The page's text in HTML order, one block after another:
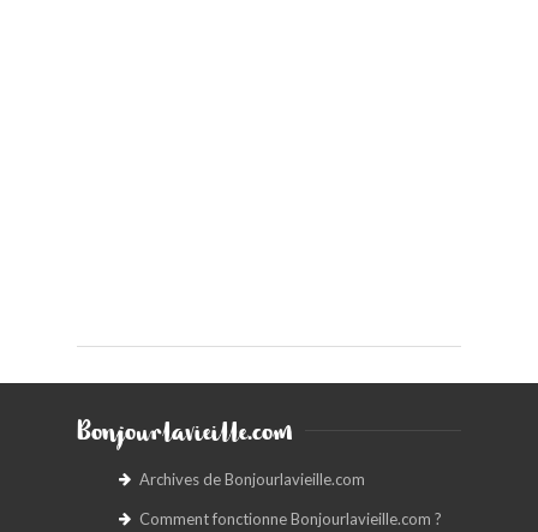
Bonjourlavieille.com
Archives de Bonjourlavieille.com
Comment fonctionne Bonjourlavieille.com ?